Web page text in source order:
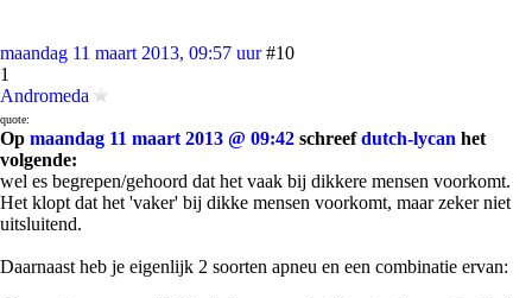
maandag 11 maart 2013, 09:57 uur #10
1
Andromeda
quote:
Op maandag 11 maart 2013 @ 09:42 schreefdutch-lycan het
volgende:
wel es begrepen/gehoord dat het vaak bij dikkere mensen voorkomt.
Het klopt dat het 'vaker' bij dikke mensen voorkomt, maar zeker niet
uitsluitend.
Daarnaast heb je eigenlijk 2 soorten apneu en een combinatie ervan: